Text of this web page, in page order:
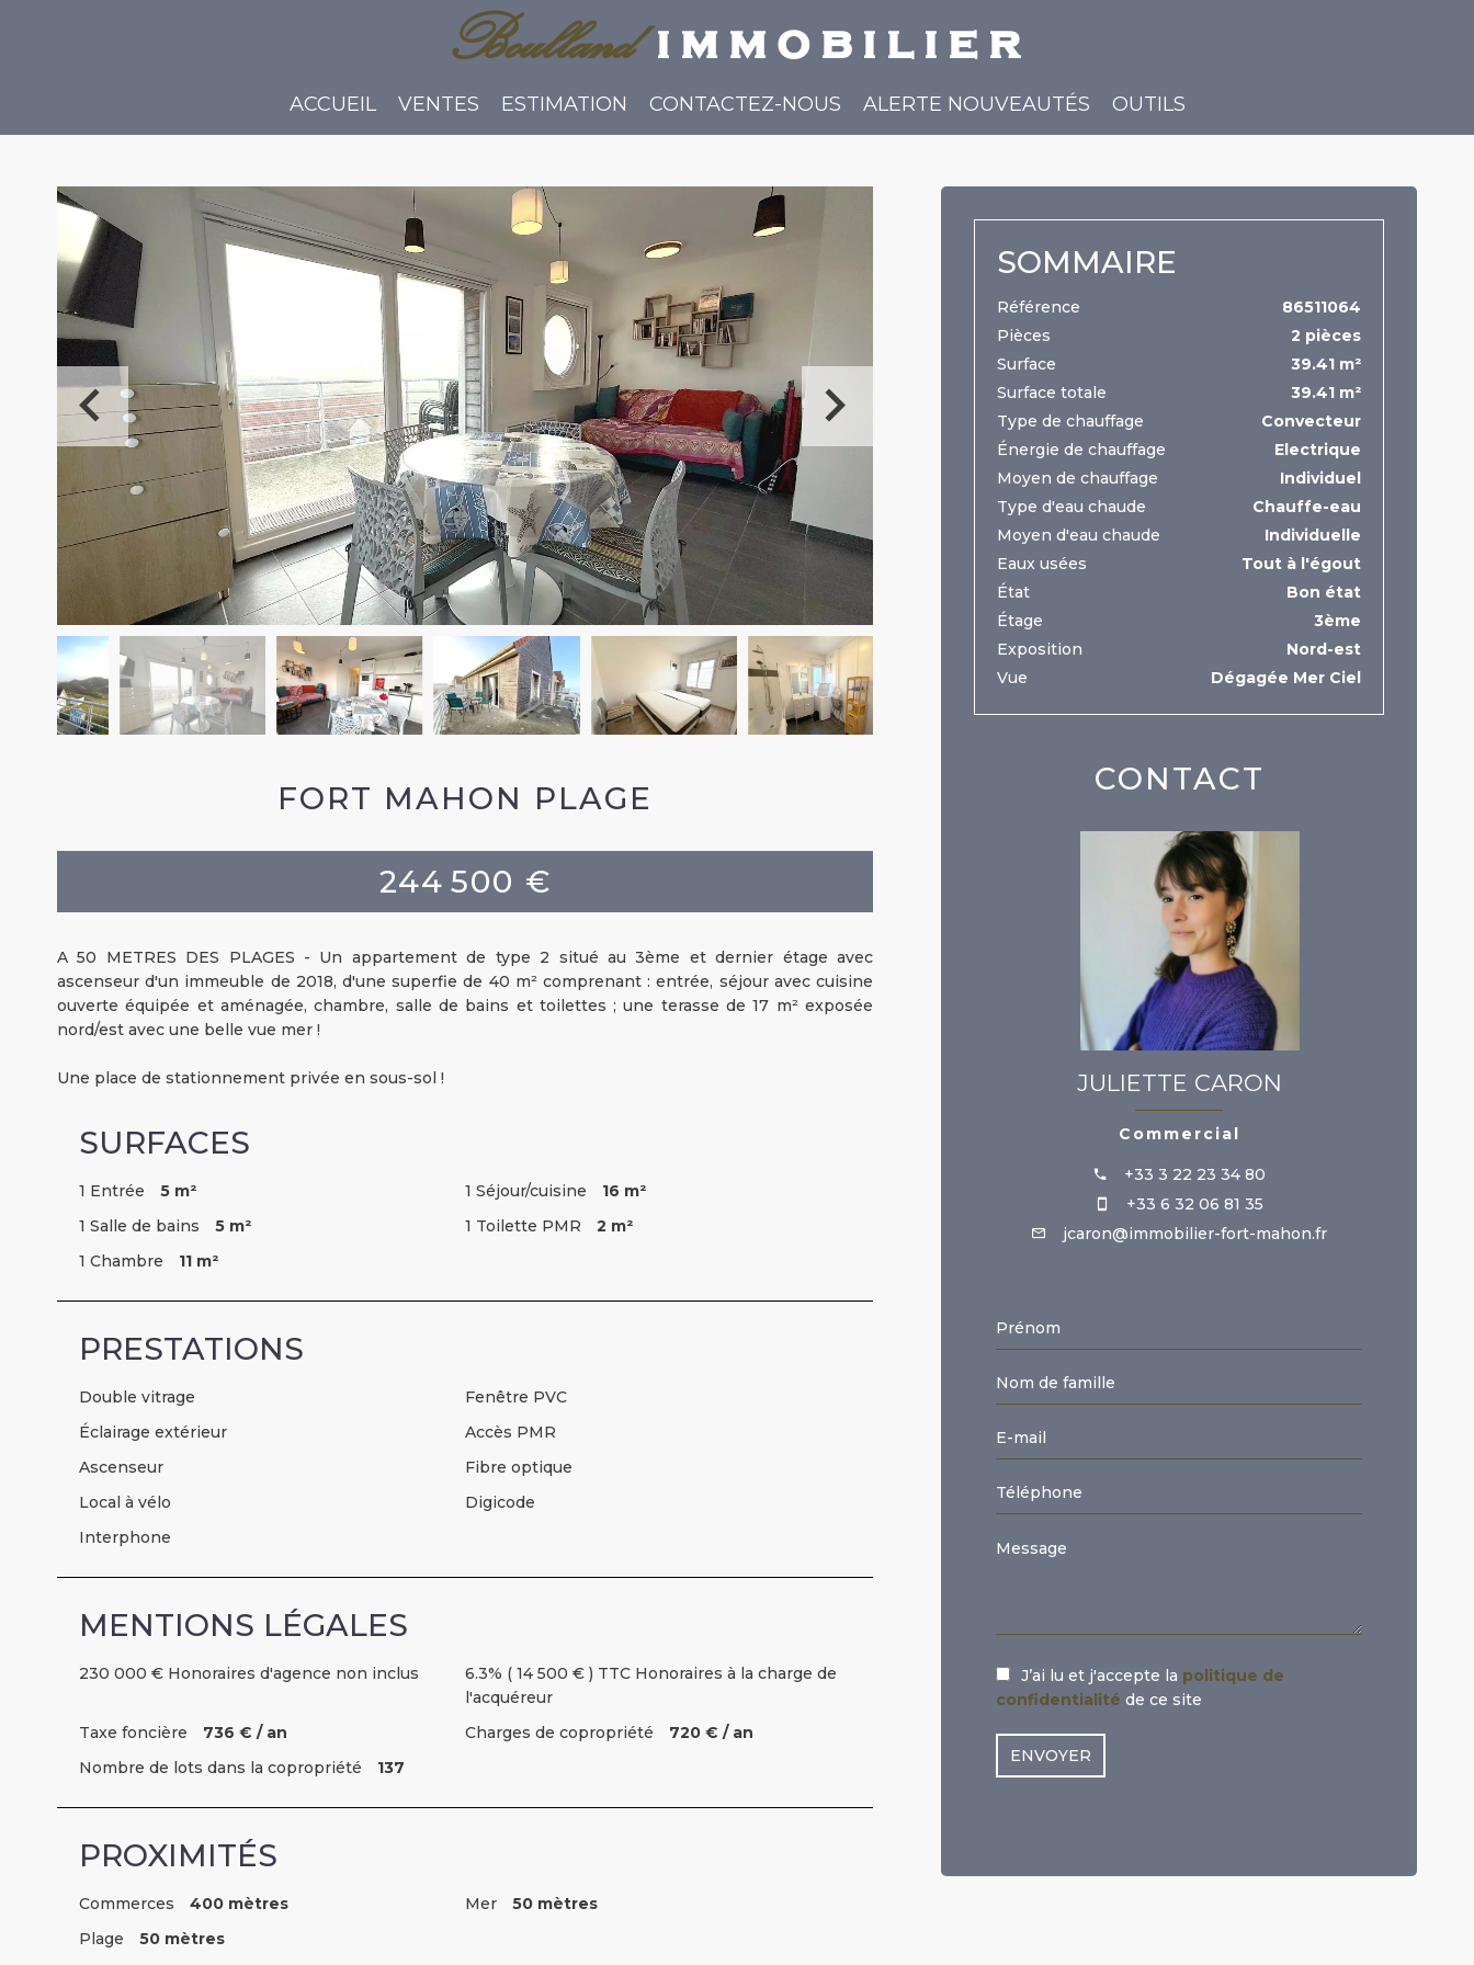
Boulland immobilier
ACCUEIL VENTES ESTIMATION CONTACTEZ-NOUS ALERTE NOUVEAUTÉS OUTILS
FORT MAHON PLAGE
244 500 €
A 50 METRES DES PLAGES - Un appartement de type 2 situé au 3ème et dernier étage avec
ascenseur d'un immeuble de 2018, d'une superfie de 40 m² comprenant : entrée, séjour avec cuisine
ouverte équipée et aménagée, chambre, salle de bains et toilettes ; une terasse de 17 m² exposée
nord/est avec une belle vue mer !
Une place de stationnement privée en sous-sol !
SURFACES
1 Entrée 5 m² 1 Séjour/cuisine
16 m²
1 Salle de bains
5 m² 1 Toilette PMR
2 m²
1 Chambre
11 m²
PRESTATIONS
Double vitrage
Fenêtre PVC
Éclairage extérieur
Accès PMR
Ascenseur
Fibre optique
Local à vélo
Digicode
Interphone
MENTIONS LÉGALES
230 000 € Honoraires d'agence non inclus
6.3% ( 14 500 € ) TTC Honoraires à la charge de
l'acquéreur
Taxe foncière
736 € / an Charges de copropriété
720 € / an
Nombre de lots dans la copropriété
137
PROXIMITÉS
Commerces 400 mètres Mer
50 mètres
Plage
50 mètres
SOMMAIRE
Référence
86511064
Pièces
2 pièces
Surface
39.41 m²
Surface totale
39.41 m²
Type de chauffage
Convecteur
Énergie de chauffage
Electrique
Moyen de chauffage
Individuel
Type d'eau chaude
Chauffe-eau
Moyen d'eau chaude
Individuelle
Eaux usées
Tout à l'égout
État
Bon état
Étage
3ème
Exposition
Nord-est
Vue
Dégagée Mer Ciel
CONTACT
JULIETTE CARON
Commercial
+33 3 22 23 34 80
+33 6 32 06 81 35
jcaron@immobilier-fort-mahon.fr
J’ai lu et j'accepte la politique de
confidentialité de ce site
ENVOYER